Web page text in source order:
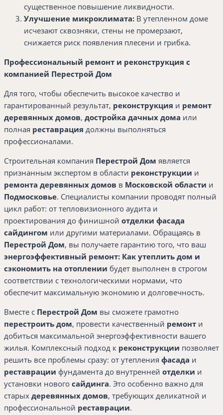
существенное повышение ликвидности.
Улучшение микроклимата: В утепленном доме
исчезают сквозняки, стены не промерзают,
снижается риск появления плесени и грибка.
Профессиональный ремонт и реконструкция с
компанией Перестрой Дом
Для того, чтобы обеспечить высокое качество и
гарантированный результат, реконструкция и ремонт
деревянных домов, достройка дачных дома или
полная реставрация должны выполняться
профессионалами.
Строительная компания Перестрой Дом является
признанным экспертом в области реконструкции и
ремонта деревянных домов в Московской области и
Подмосковье. Специалисты компании проводят полный
цикл работ: от тепловизионного аудита и
проектирования до финишной отделки фасада
сайдингом или другими материалами. Обращаясь в
Перестрой Дом, вы получаете гарантию того, что ваш
энергоэффективный ремонт: Как утеплить дом и
сэкономить на отоплении будет выполнен в строгом
соответствии с технологическими нормами, что
обеспечит максимальную экономию и долговечность.
Вместе с Перестрой Дом вы сможете грамотно
перестроить дом, провести качественный ремонт и
добиться максимальной энергоэффективности вашего
жилья. Комплексный подход к реконструкции позволяет
решить все проблемы сразу: от утепления фасада и
реставрации фундамента до внутренней отделки и
установки нового сайдинга. Это особенно важно для
старых деревянных домов, требующих деликатной и
профессиональной реставрации.